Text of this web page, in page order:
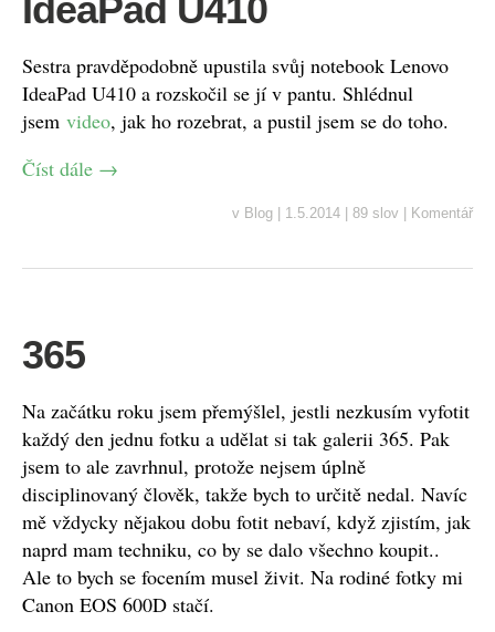
IdeaPad U410
Sestra pravděpodobně upustila svůj notebook Lenovo
IdeaPad U410 a rozskočil se jí v pantu. Shlédnul
jsem video, jak ho rozebrat, a pustil jsem se do toho.
Číst dále →
v Blog 1.5.2014 89 slov Komentář
365
Na začátku roku jsem přemýšlel, jestli nezkusím vyfotit
každý den jednu fotku a udělat si tak galerii 365. Pak
jsem to ale zavrhnul, protože nejsem úplně
disciplinovaný člověk, takže bych to určitě nedal. Navíc
mě vždycky nějakou dobu fotit nebaví, když zjistím, jak
naprd mam techniku, co by se dalo všechno koupit..
Ale to bych se focením musel živit. Na rodiné fotky mi
Canon EOS 600D stačí.